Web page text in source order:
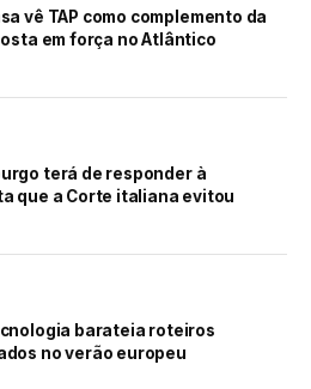
vê TAP como complemento da
em força no Atlântico
terá de responder à
que a Corte italiana evitou
barateia roteiros
no verão europeu